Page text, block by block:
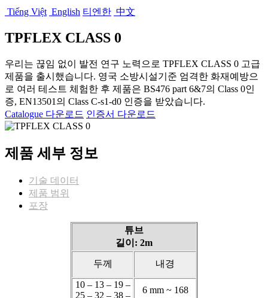
Tiếng Việt English 티엔한 中文
TPFLEX CLASS 0
우리는 끊임 없이 발전 연구 노력으로 TPFLEX CLASS 0 고급
제품을 출시했습니다. 영국 소방시설기준 엄격한 화재예방으
로 여러 테스트 체험한 후 제품은 BS476 part 6&7의 Class 0인
증, EN13501의 Class C-s1-d0 인증을 받았습니다.
Catalogue 다운로드 인증서 다운로드
제품 세부 정보
기술 데이터
제품 범위
포장
튜브
길이: 2m
두께 내경
10 – 13 – 19 –
25 – 32 – 38 –
6 mm ~ 168